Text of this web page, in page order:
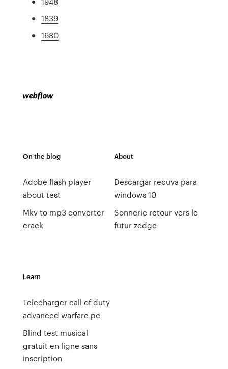
1839
1680
On the blog
Adobe flash player
about test
Mkv to mp3 converter
crack
About
Descargar recuva para
windows 10
Sonnerie retour vers le
futur zedge
Learn
Telecharger call of duty
advanced warfare pc
Blind test musical
gratuit en ligne sans
inscription